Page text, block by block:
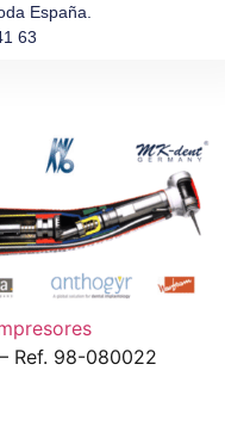
España.
63
Ref. 98-080022